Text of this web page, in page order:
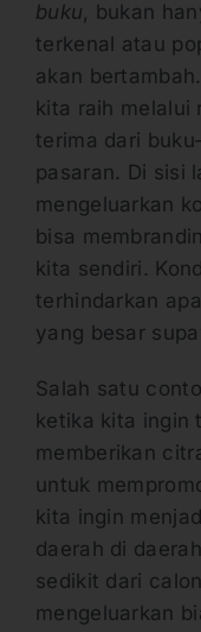
buku, bukan
terkenal atau
akan
kita raih melalui
terima dari
pasaran. Di sisi
mengeluarkan
bisa
kita sendiri.
terhindarkan
yang besar
Salah satu
ketika kita ingin
memberikan
untuk
kita ingin
daerah di
sedikit dari
mengeluarkan